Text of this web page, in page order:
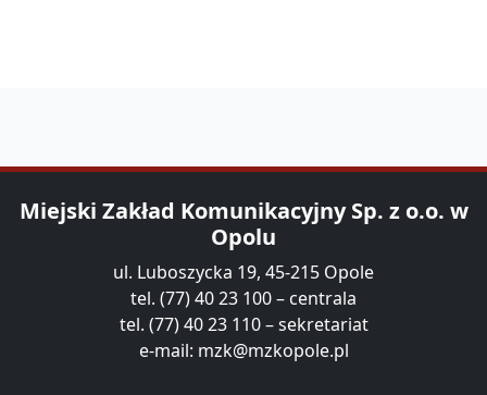
Miejski Zakład Komunikacyjny Sp. z o.o. w
Opolu
ul. Luboszycka 19, 45-215 Opole
tel. (77) 40 23 100 – centrala
tel. (77) 40 23 110 – sekretariat
e-mail: mzk@mzkopole.pl